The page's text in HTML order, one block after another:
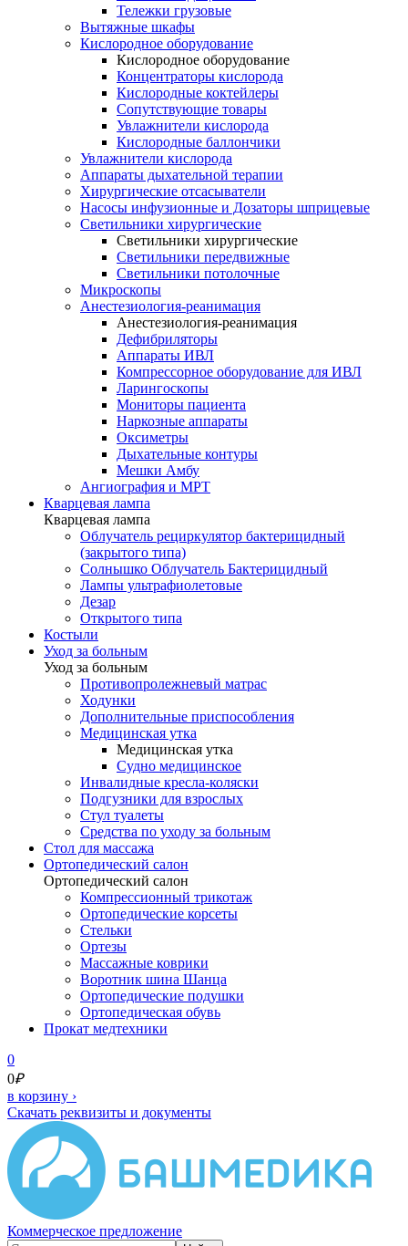
Тележки грузовые
Вытяжные шкафы
Кислородное оборудование
Кислородное оборудование
Концентраторы кислорода
Кислородные коктейлеры
Сопутствующие товары
Увлажнители кислорода
Кислородные баллончики
Увлажнители кислорода
Аппараты дыхательной терапии
Хирургические отсасыватели
Насосы инфузионные и Дозаторы шприцевые
Светильники хирургические
Светильники хирургические
Светильники передвижные
Светильники потолочные
Микроскопы
Анестезиология-реанимация
Анестезиология-реанимация
Дефибриляторы
Аппараты ИВЛ
Компрессорное оборудование для ИВЛ
Ларингоскопы
Мониторы пациента
Наркозные аппараты
Оксиметры
Дыхательные контуры
Мешки Амбу
Ангиография и МРТ
Кварцевая лампа
Кварцевая лампа
Облучатель рециркулятор бактерицидный
(закрытого типа)
Солнышко Облучатель Бактерицидный
Лампы ультрафиолетовые
Дезар
Открытого типа
Костыли
Уход за больным
Уход за больным
Противопролежневый матрас
Ходунки
Дополнительные приспособления
Медицинская утка
Медицинская утка
Судно медицинское
Инвалидные кресла-коляски
Подгузники для взрослых
Стул туалеты
Средства по уходу за больным
Cтол для массажа
Ортопедический салон
Ортопедический салон
Компрессионный трикотаж
Ортопедические корсеты
Стельки
Ортезы
Массажные коврики
Воротник шина Шанца
Ортопедические подушки
Ортопедическая обувь
Прокат медтехники
0
0₽
в корзину ›
Скачать реквизиты и документы
Коммерческое предложение